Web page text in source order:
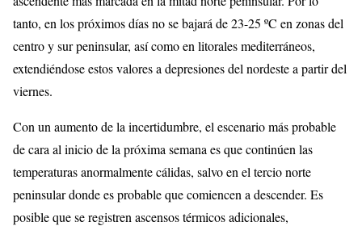
tanto, en los próximos días no se bajará de 23-25 ºC en zonas del
centro y sur peninsular, así como en litorales mediterráneos,
extendiéndose estos valores a depresiones del nordeste a partir del
viernes.
Con un aumento de la incertidumbre, el escenario más probable
de cara al inicio de la próxima semana es que continúen las
temperaturas anormalmente cálidas, salvo en el tercio norte
peninsular donde es probable que comiencen a descender. Es
posible que se registren ascensos térmicos adicionales,